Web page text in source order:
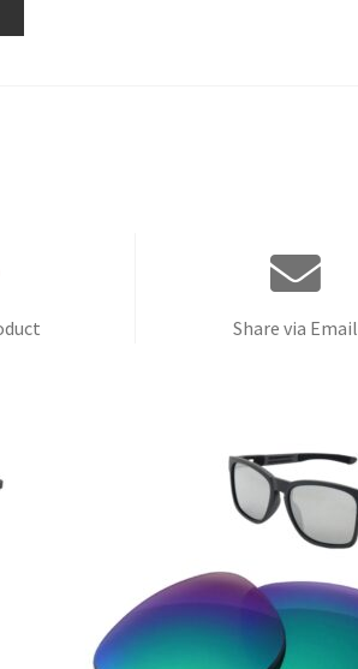
Share via Email